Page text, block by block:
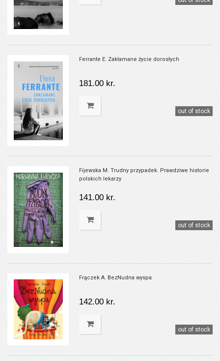
Ferrante E. Zakłamane życie dorosłych
181.00 kr.
out of stock
Fijewska M. Trudny przypadek. Prawdziwe historie
polskich lekarzy
141.00 kr.
out of stock
Frączek A. BezNudna wyspa
142.00 kr.
out of stock